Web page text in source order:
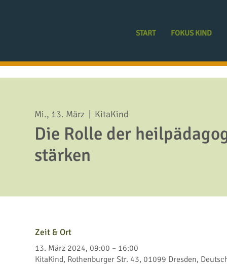
START FOKUS KIND
Mi., 13. März KitaKind
Die Rolle der
stärken
Zeit & Ort
13. März 2024, 09:00 – 16:00
KitaKind, Rothenburger Str. 43, 01099 Dresden,